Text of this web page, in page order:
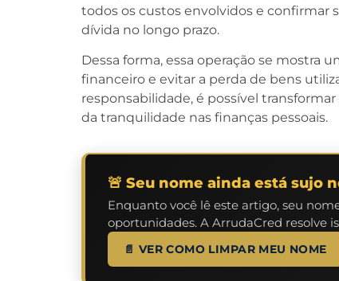
todos os custos envolvidos e confirmar
dívida no longo prazo.
Dessa forma, essa operação se mostra
financeiro e evitar a perda de bens
responsabilidade, é possível
da tranquilidade nas finanças pessoais.
🚨 Seu nome ainda está sujo
Enquanto você lê este artigo, seu
oportunidades. A ArrudaCred resolve
📄 VER COMO LIMPAR MEU NOME